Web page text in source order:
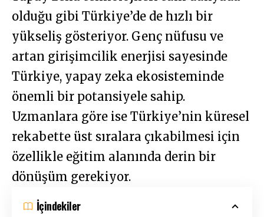
olduğu gibi Türkiye’de de hızlı bir
yükseliş gösteriyor. Genç nüfusu ve
artan girişimcilik enerjisi sayesinde
Türkiye, yapay zeka ekosisteminde
önemli bir potansiyele sahip.
Uzmanlara göre ise Türkiye’nin küresel
rekabette üst sıralara çıkabilmesi için
özellikle eğitim alanında derin bir
dönüşüm gerekiyor.
İçindekiler